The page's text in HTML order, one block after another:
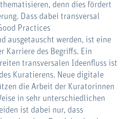
denn dies fördert
Dass dabei transversal
Practices
ausgetauscht werden, ist eine
Karriere des Begriffs. Ein
transversalen Ideenfluss ist
Kuratierens. Neue digitale
die Arbeit der Kuratorinnen
in sehr unterschiedlichen
ist dabei nur, dass